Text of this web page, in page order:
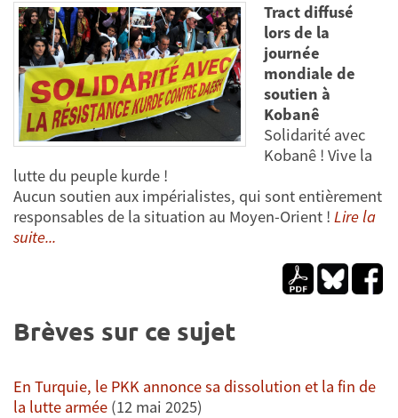
Tract diffusé
lors de la
journée
mondiale de
soutien à
Kobanê
Solidarité avec
Kobanê ! Vive la
lutte du peuple kurde !
Aucun soutien aux impérialistes, qui sont entièrement
responsables de la situation au Moyen-Orient ! Lire la
suite...
Brèves sur ce sujet
En Turquie, le PKK annonce sa dissolution et la fin de
la lutte armée (12 mai 2025)